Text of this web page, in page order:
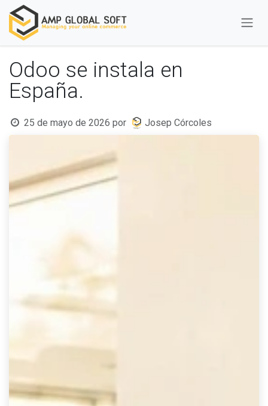
Ir al contenido
Odoo se instala en
España.
25 de mayo de 2026 por Josep Córcoles